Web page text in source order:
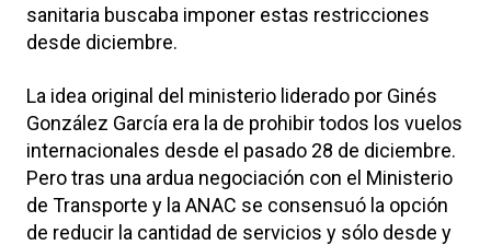
sanitaria buscaba imponer estas restricciones
desde diciembre.
La idea original del ministerio liderado por Ginés
González García era la de prohibir todos los vuelos
internacionales desde el pasado 28 de diciembre.
Pero tras una ardua negociación con el Ministerio
de Transporte y la ANAC se consensuó la opción
de reducir la cantidad de servicios y sólo desde y